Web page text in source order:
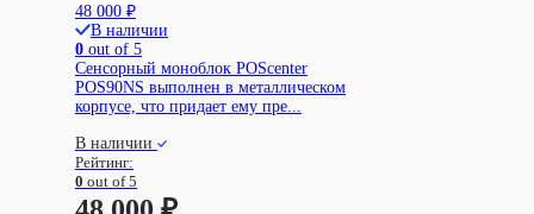
48 000 ₽
В наличии
0 out of 5
Сенсорный моноблок POScenter
POS90NS выполнен в металлическом
корпусе, что придает ему пре...
В наличии
Рейтинг:
0 out of 5